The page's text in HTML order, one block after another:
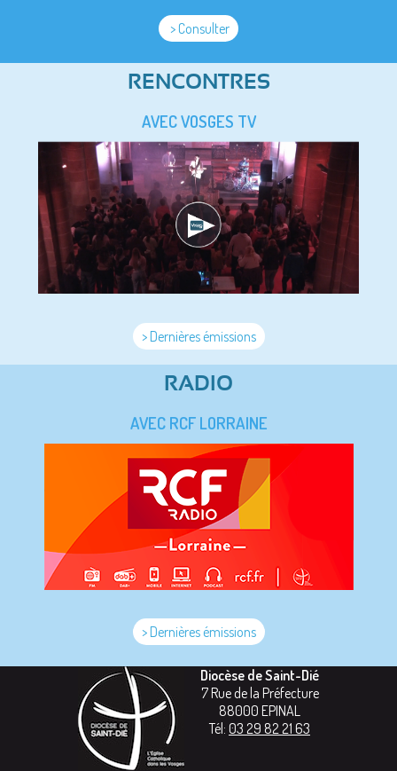
> Consulter
RENCONTRES
AVEC VOSGES TV
> Dernières émissions
RADIO
AVEC RCF LORRAINE
> Dernières émissions
Diocèse de Saint-Dié
7 Rue de la Préfecture
88000 EPINAL
Tél: 03 29 82 21 63